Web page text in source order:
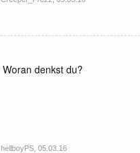
Woran denkst du?
hellboyPS 05.03.16